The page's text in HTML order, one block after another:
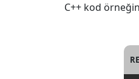
C++ kod